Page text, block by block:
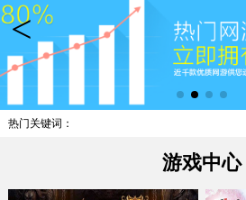
热门关键词：
游戏中心